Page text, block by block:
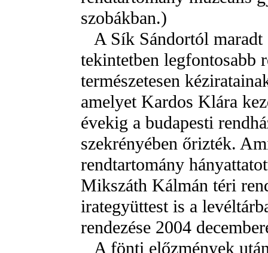
szobákban.)
A Sík Sándortól
tekintetben legfontosabb
természetesen
amelyet Kardos Klára
évekig a budapesti
szekrényében őrizték.
rendtartomány
Mikszáth Kálmán téri
irategyüttest is a
rendezése 2004
A fönti előzmények